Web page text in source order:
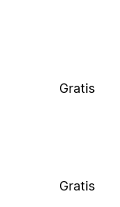
Gratis
Gratis